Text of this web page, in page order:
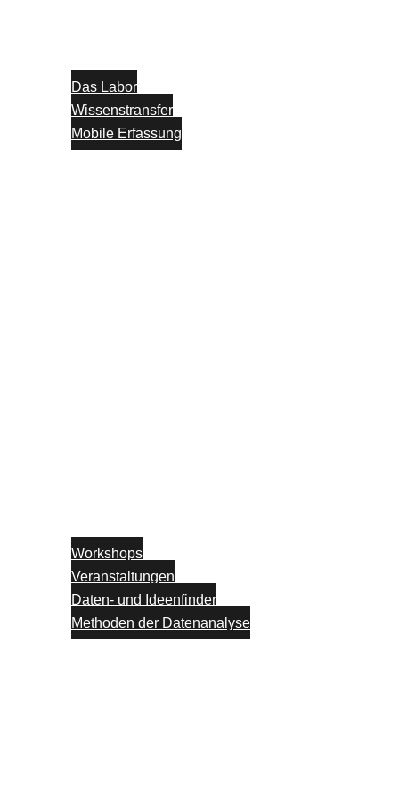
Das Labor
Wissenstransfer
Mobile Erfassung
Workshops
Veranstaltungen
Daten- und Ideenfinder
Methoden der Datenanalyse